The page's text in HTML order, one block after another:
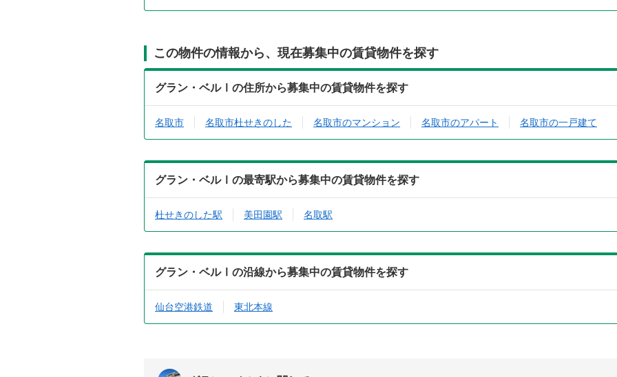
この物件の情報から、現在募集中の賃貸物件を探す
グラン・ベルⅠの住所から募集中の賃貸物件を探す
名取市 名取市杜せきのした 名取市のマンション 名取市のアパート 名取市の一戸建て
グラン・ベルⅠの最寄駅から募集中の賃貸物件を探す
杜せきのした駅 美田園駅 名取駅
グラン・ベルⅠの沿線から募集中の賃貸物件を探す
仙台空港鉄道 東北本線